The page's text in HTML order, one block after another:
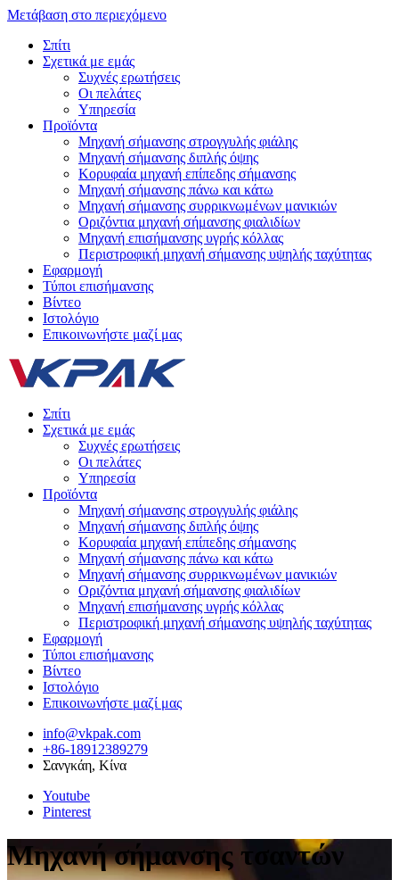
Μετάβαση στο περιεχόμενο
Σπίτι
Σχετικά με εμάς
Συχνές ερωτήσεις
Οι πελάτες
Υπηρεσία
Προϊόντα
Μηχανή σήμανσης στρογγυλής φιάλης
Μηχανή σήμανσης διπλής όψης
Κορυφαία μηχανή επίπεδης σήμανσης
Μηχανή σήμανσης πάνω και κάτω
Μηχανή σήμανσης συρρικνωμένων μανικιών
Οριζόντια μηχανή σήμανσης φιαλιδίων
Μηχανή επισήμανσης υγρής κόλλας
Περιστροφική μηχανή σήμανσης υψηλής ταχύτητας
Εφαρμογή
Τύποι επισήμανσης
Βίντεο
Ιστολόγιο
Επικοινωνήστε μαζί μας
Σπίτι
Σχετικά με εμάς
Συχνές ερωτήσεις
Οι πελάτες
Υπηρεσία
Προϊόντα
Μηχανή σήμανσης στρογγυλής φιάλης
Μηχανή σήμανσης διπλής όψης
Κορυφαία μηχανή επίπεδης σήμανσης
Μηχανή σήμανσης πάνω και κάτω
Μηχανή σήμανσης συρρικνωμένων μανικιών
Οριζόντια μηχανή σήμανσης φιαλιδίων
Μηχανή επισήμανσης υγρής κόλλας
Περιστροφική μηχανή σήμανσης υψηλής ταχύτητας
Εφαρμογή
Τύποι επισήμανσης
Βίντεο
Ιστολόγιο
Επικοινωνήστε μαζί μας
info@vkpak.com
+86-18912389279
Σανγκάη, Κίνα
Youtube
Pinterest
Μηχανή σήμανσης τσαντών